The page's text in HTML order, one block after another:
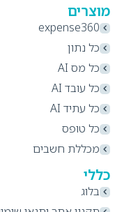
מוצרים
expense360
כל נתון
כל מס AI
כל עובד AI
כל עתיד AI
כל טופס
מכללת חשבים
כללי
בלוג